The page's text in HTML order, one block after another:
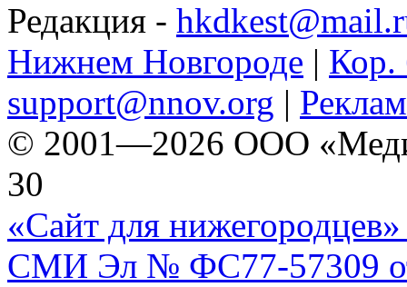
Редакция -
Нижнем Новгороде | Кор.
support@nnov.org |
© 2001—2026 ООО
30
«Сайт для нижегородцев»
СМИ Эл № ФС77-57309